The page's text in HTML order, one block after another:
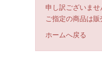
申し訳ございませ
ご指定の商品は
ホームへ戻る